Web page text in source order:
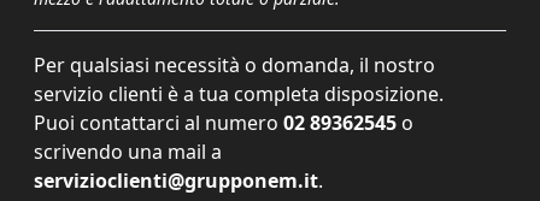
Per qualsiasi necessità o domanda, il nostro
servizio clienti è a tua completa disposizione.
Puoi contattarci al numero 02 89362545 o
scrivendo una mail a
servizioclienti@grupponem.it.